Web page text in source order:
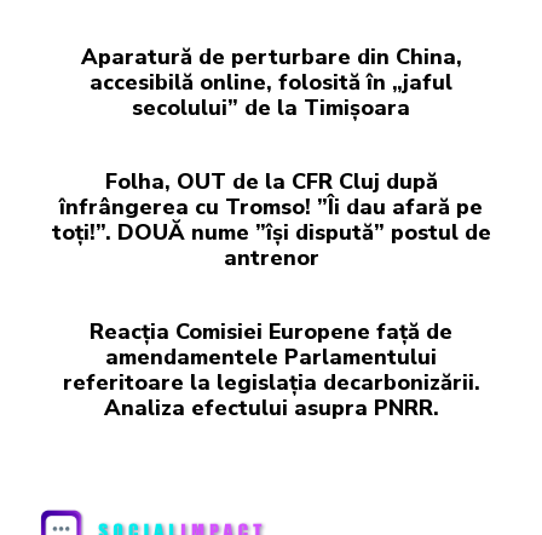
Aparatură de perturbare din China,
accesibilă online, folosită în „jaful
secolului” de la Timișoara
Folha, OUT de la CFR Cluj după
înfrângerea cu Tromso! ”Îi dau afară pe
toți!”. DOUĂ nume ”își dispută” postul de
antrenor
Reacția Comisiei Europene față de
amendamentele Parlamentului
referitoare la legislația decarbonizării.
Analiza efectului asupra PNRR.